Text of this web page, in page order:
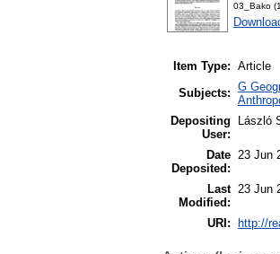
03_Bako
Item Type: Article
Subjects: G
Depositing
User:
László
Date
Deposited:
23 Jun
Last
Modified:
23 Jun
URI: http://